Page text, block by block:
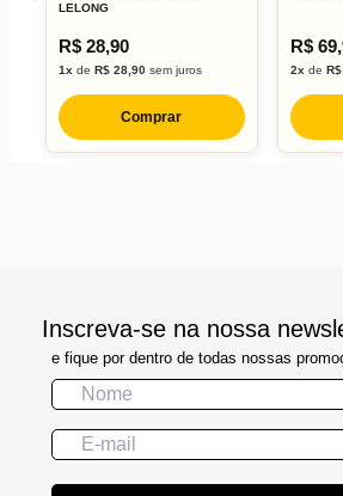
LELONG
R$ 28,90
1x de R$ 28,90sem juros
Comprar
R$
2x de
Inscreva-se na nossa
e fique por dentro de todas nossas